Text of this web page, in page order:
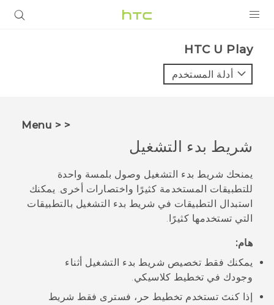
VIVE
VIVERSE
البرامج + التطبيقات
الدعم
أجهزة HTC والملحقات
HTC U Play‎
أدلة المستخدم
< < Menu
شريط بدء التشغيل
يمنحك شريط بدء التشغيل وصول بلمسة واحدة
للتطبيقات المستخدمة كثيرًا واختصارات أخرى. يمكنك
استبدال التطبيقات في شريط بدء التشغيل بالتطبيقات
التي تستخدمها كثيرًا.
هام:
يمكنك فقط تخصيص شريط بدء التشغيل أثناء
وجودك في تخطيط كلاسيكي.
إذا كنتَ تستخدم تخطيط حر ، فسترى فقط شريط